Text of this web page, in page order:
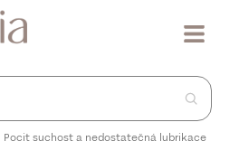
Pocit suchost a nedostatečná lubrikace